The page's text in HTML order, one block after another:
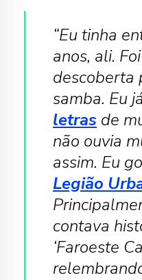
“Eu tinha
anos, ali.
descoberta
samba. Eu
letras de
não ouvia
assim. Eu
Legião
contava
‘Faroeste